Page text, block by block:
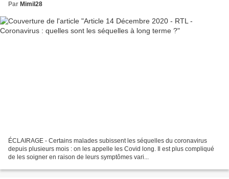
Par Mimil28
ÉCLAIRAGE - Certains malades subissent les séquelles du coronavirus
depuis plusieurs mois : on les appelle les Covid long. Il est plus compliqué
de les soigner en raison de leurs symptômes vari...